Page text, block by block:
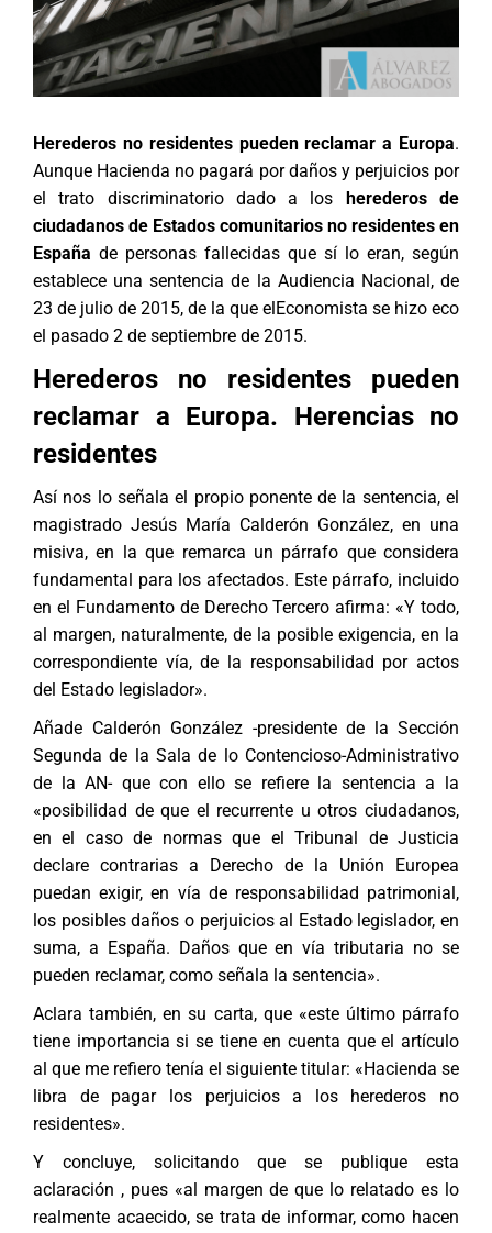
Herederos no residentes pueden reclamar a Europa.
Aunque Hacienda no pagará por daños y perjuicios por
el trato discriminatorio dado a los herederos de
ciudadanos de Estados comunitarios no residentes en
España de personas fallecidas que sí lo eran, según
establece una sentencia de la Audiencia Nacional, de
23 de julio de 2015, de la que elEconomista se hizo eco
el pasado 2 de septiembre de 2015.
Herederos no residentes pueden
reclamar a Europa. Herencias no
residentes
Así nos lo señala el propio ponente de la sentencia, el
magistrado Jesús María Calderón González, en una
misiva, en la que remarca un párrafo que considera
fundamental para los afectados. Este párrafo, incluido
en el Fundamento de Derecho Tercero afirma: «Y todo,
al margen, naturalmente, de la posible exigencia, en la
correspondiente vía, de la responsabilidad por actos
del Estado legislador».
Añade Calderón González -presidente de la Sección
Segunda de la Sala de lo Contencioso-Administrativo
de la AN- que con ello se refiere la sentencia a la
«posibilidad de que el recurrente u otros ciudadanos,
en el caso de normas que el Tribunal de Justicia
declare contrarias a Derecho de la Unión Europea
puedan exigir, en vía de responsabilidad patrimonial,
los posibles daños o perjuicios al Estado legislador, en
suma, a España. Daños que en vía tributaria no se
pueden reclamar, como señala la sentencia».
Aclara también, en su carta, que «este último párrafo
tiene importancia si se tiene en cuenta que el artículo
al que me refiero tenía el siguiente titular: «Hacienda se
libra de pagar los perjuicios a los herederos no
residentes».
Y concluye, solicitando que se publique esta
aclaración , pues «al margen de que lo relatado es lo
realmente acaecido, se trata de informar, como hacen